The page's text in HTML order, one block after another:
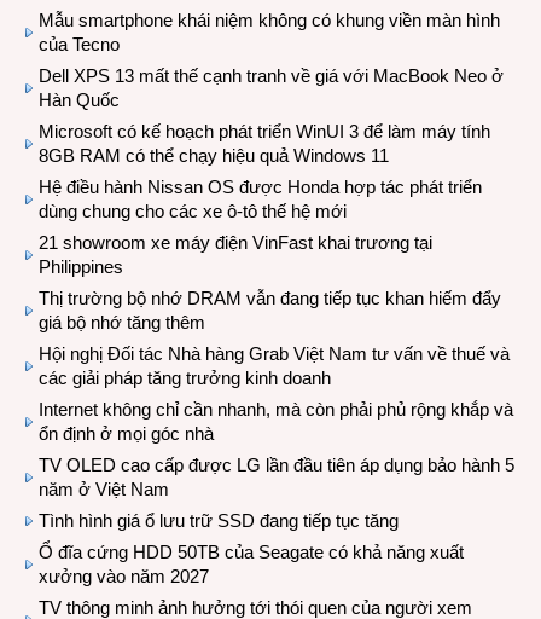
Mẫu smartphone khái niệm không có khung viền màn hình
của Tecno
Dell XPS 13 mất thế cạnh tranh về giá với MacBook Neo ở
Hàn Quốc
Microsoft có kế hoạch phát triển WinUI 3 để làm máy tính
8GB RAM có thể chạy hiệu quả Windows 11
Hệ điều hành Nissan OS được Honda hợp tác phát triển
dùng chung cho các xe ô-tô thế hệ mới
21 showroom xe máy điện VinFast khai trương tại
Philippines
Thị trường bộ nhớ DRAM vẫn đang tiếp tục khan hiếm đẩy
giá bộ nhớ tăng thêm
Hội nghị Đối tác Nhà hàng Grab Việt Nam tư vấn về thuế và
các giải pháp tăng trưởng kinh doanh
Internet không chỉ cần nhanh, mà còn phải phủ rộng khắp và
ổn định ở mọi góc nhà
TV OLED cao cấp được LG lần đầu tiên áp dụng bảo hành 5
năm ở Việt Nam
Tình hình giá ổ lưu trữ SSD đang tiếp tục tăng
Ổ đĩa cứng HDD 50TB của Seagate có khả năng xuất
xưởng vào năm 2027
TV thông minh ảnh hưởng tới thói quen của người xem